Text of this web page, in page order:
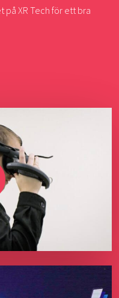
på XR Tech för ett bra